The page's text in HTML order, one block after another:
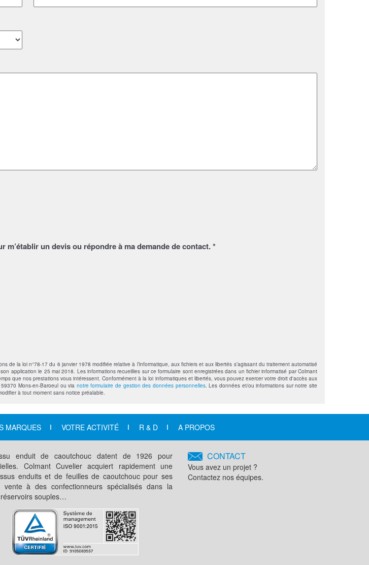
un devis ou répondre à ma demande de contact. *
la loi n°78-17 du 6 janvier 1978 modifiée relative à l’informatique, aux fichiers et aux libertés s’agissant du traitement automatisé
application le 25 mai 2018. Les informations recueillies sur ce formulaire sont enregistrées dans un fichier informatisé par Colmant
que nos prestations vous intéressent. Conformément à la loi informatiques et libertés, vous pouvez exercer votre droit d'accès aux
Mons-en-Baroeul ou via notre formulaire de gestion des données personnelles. Les données et/ou informations sur notre site
à tout moment sans notice préalable.
MARQUES VOTRE ACTIVITÉ R & D A PROPOS
enduit de caoutchouc datent de 1926 pour
Colmant Cuvelier acquiert rapidement une
enduits et de feuilles de caoutchouc pour ses
à des confectionneurs spécialisés dans la
souples…
CONTACT
Vous avez un projet ?
Contactez nos équipes.